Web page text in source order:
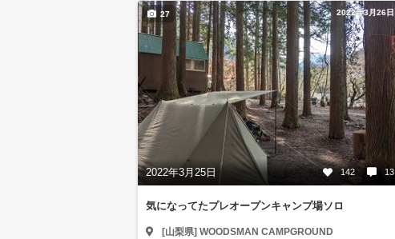
2022年3月26日
2022年3月25日 142 13
27
気になってたプレオープンキャンプ場ソロ
[山梨県] WOODSMAN CAMPGROUND